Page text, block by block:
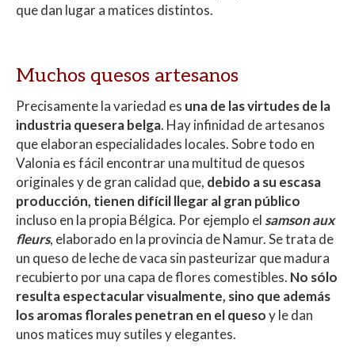
que dan lugar a matices distintos.
Muchos quesos artesanos
Precisamente la variedad es una de las virtudes de la
industria quesera belga. Hay infinidad de artesanos
que elaboran especialidades locales. Sobre todo en
Valonia es fácil encontrar una multitud de quesos
originales y de gran calidad que, debido a su escasa
producción, tienen difícil llegar al gran público
incluso en la propia Bélgica. Por ejemplo el samson aux
fleurs, elaborado en la provincia de Namur. Se trata de
un queso de leche de vaca sin pasteurizar que madura
recubierto por una capa de flores comestibles. No sólo
resulta espectacular visualmente, sino que además
los aromas florales penetran en el quesoy le dan
unos matices muy sutiles y elegantes.